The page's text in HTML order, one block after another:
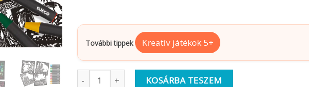
További tippek Kreatív játékok 5+
Djeco Művészet műhely | Akvarell háttér és színátmenetek –
KOSÁRBA TESZEM